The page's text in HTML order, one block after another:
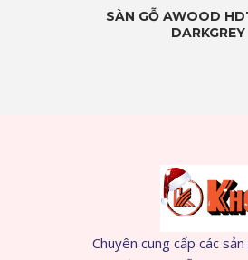
SÀN GỖ AWOOD
DARKGREY
Chuyên cung cấp các